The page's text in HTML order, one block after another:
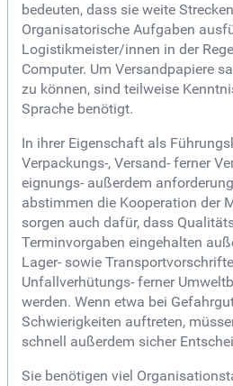
bedeuten, dass sie weite
Organisatorische Aufgaben
Logistikmeister/innen in der
Computer. Um Versandpapiere
zu können, sind teilweise
Sprache benötigt.
In ihrer Eigenschaft als
Verpackungs-, Versand- ferner
eignungs- außerdem
abstimmen die Kooperation der
sorgen auch dafür, dass
Terminvorgaben eingehalten
Lager- sowie
Unfallverhütungs- ferner
werden. Wenn etwa bei
Schwierigkeiten auftreten,
schnell außerdem sicher
Sie benötigen viel